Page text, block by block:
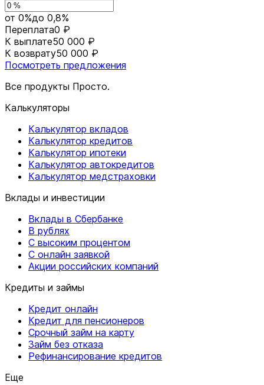
от 0%до 0,8%
Переплата0 ₽
К выплате50 000 ₽
К возврату50 000 ₽
Посмотреть предложения
Все продукты Просто.
Калькуляторы
Калькулятор вкладов
Калькулятор кредитов
Калькулятор ипотеки
Калькулятор автокредитов
Калькулятор медстраховки
Вклады и инвестиции
Вклады в Сбербанке
В рублях
С высоким процентом
С онлайн заявкой
Акции российских компаний
Кредиты и займы
Кредит онлайн
Кредит для пенсионеров
Срочный займ на карту
Займ без отказа
Рефинансирование кредитов
Еще